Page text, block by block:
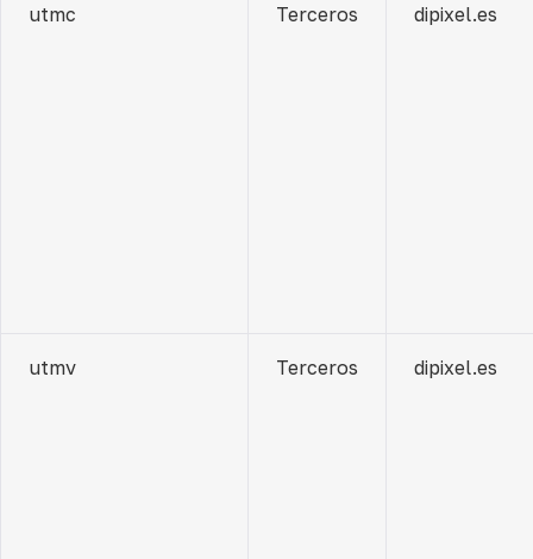
utmc Terceros dipixel.es
utmv Terceros dipixel.es